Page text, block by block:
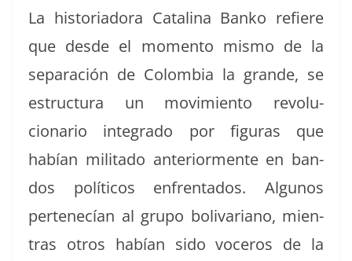
La his­to­ri­ado­ra Catali­na Banko refiere
que des­de el momen­to mis­mo de la
sep­a­ración de Colom­bia la grande, se
estruc­tura un movimien­to rev­olu­
cionario inte­gra­do por fig­uras que
habían mil­i­ta­do ante­ri­or­mente en ban­
dos políti­cos enfrenta­dos. Algunos
pertenecían al grupo boli­var­i­ano, mien­
tras otros habían sido voceros de la